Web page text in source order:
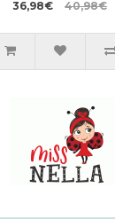
muilas-gelis su
užpildas 800ml
36,98€ 40,98€